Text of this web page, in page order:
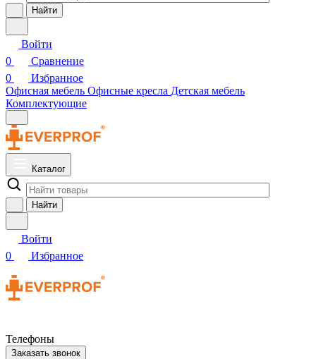
Найти
Войти
0
Сравнение
0
Избранное
Офисная мебель Офисные кресла Детская мебель
Комплектующие
Каталог
Найти
Войти
0
Избранное
Телефоны
Заказать звонок